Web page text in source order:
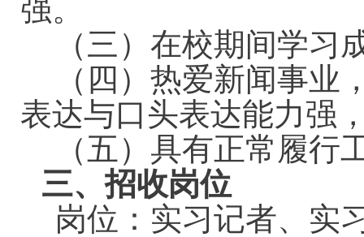
强。
（三）在校期间学习
（四）热爱新闻事
表达与口头表达能力强
（五）具有正常履行
三、招收岗位
岗位：实习记者、实